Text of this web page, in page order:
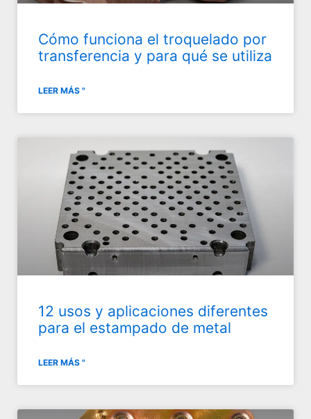
Cómo funciona el troquelado por
transferencia y para qué se utiliza
LEER MÁS "
12 usos y aplicaciones diferentes
para el estampado de metal
LEER MÁS "